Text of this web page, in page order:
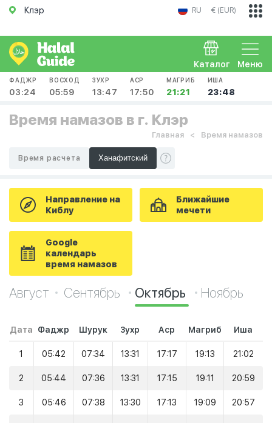
Клэр RU € (EUR)
Меню
Каталог
ФАДЖР
03:24
ВОСХОД
05:59
ЗУХР
13:47
АСР
17:50
МАГРИБ
21:21
ИША
23:48
Время намазов в г. Клэр
Главная Время намазов
Время расчета
Направление на
Киблу
Ближайшие
мечети
Google
календарь
время намазов
Август Сентябрь Октябрь Ноябрь
Дата Фаджр Шурук Зухр Аср Магриб Иша
1 05:42 07:34 13:31 17:17 19:13 21:02
2 05:44 07:36 13:31 17:15 19:11 20:59
3 05:46 07:38 13:30 17:13 19:09 20:57